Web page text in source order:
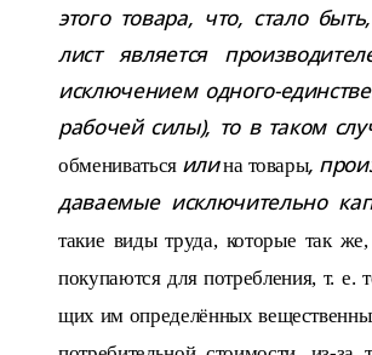
этого товара, что, стало
лист явля­ется
исклю­че­нием одного-​
рабо­чей силы), то в таком
обме­ни­ватьсяилина товары,
да­ва­е­мые исклю­чи­тельно
такие виды труда, кото­рые так
поку­па­ются для потреб­ле­ния, т. е.
щих им опре­де­лён­ных